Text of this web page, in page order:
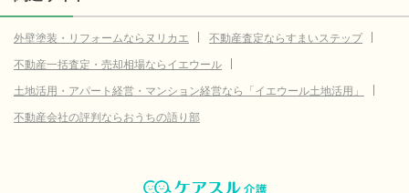
外壁塗装・リフォームならヌリカエ
不動産査定ならすまいステップ
不動産一括査定・売却相場ならイエウール
土地活用・アパート経営・マンション経営なら「イエウール土地活用」
不動産会社の評判ならおうちの語り部